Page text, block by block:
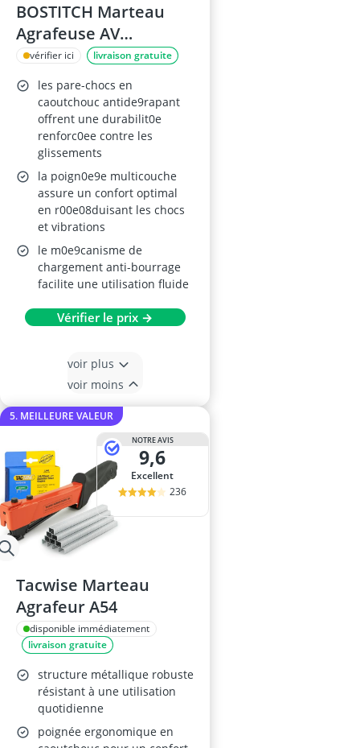
BOSTITCH Marteau
Agrafeuse AV
BTHTHT550
vérifier ici livraison gratuite
les pare-chocs en
caoutchouc antide9rapant
offrent une durabilit0e
renforc0ee contre les
glissements
la poign0e9e multicouche
assure un confort optimal
en r00e08duisant les chocs
et vibrations
le m0e9canisme de
chargement anti-bourrage
facilite une utilisation fluide
Vérifier le prix →
voir plus
voir moins
5. MEILLEURE VALEUR
NOTRE AVIS
9,6
Excellent
236
Tacwise Marteau
Agrafeur A54
disponible immédiatement
livraison gratuite
structure métallique robuste
résistant à une utilisation
quotidienne
poignée ergonomique en